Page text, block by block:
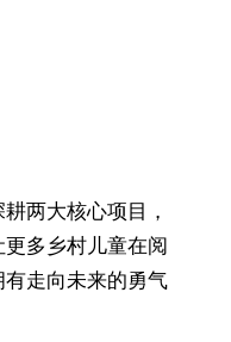
两大核心项目，
多乡村儿童在阅
走向未来的勇气